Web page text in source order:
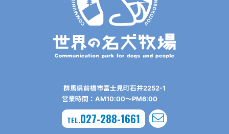
群⾺県前橋市富⼠⾒町⽯井2252-1
営業時間：AM10:00〜PM6:00
TEL.027-288-1661